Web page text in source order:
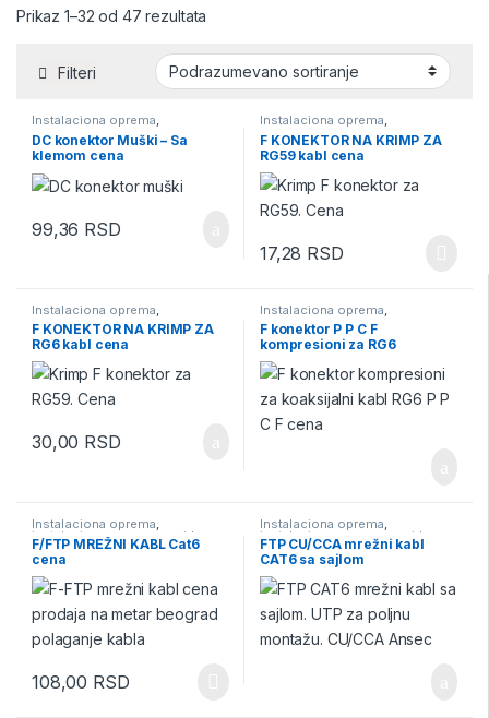
Prikaz 1–32 od 47 rezultata
Filteri
Instalaciona oprema
instalaciona oprema za video
nadzor,Konektori,Konektori za
video nadzor,Video Nadzor
DC konektor Muški – Sa
klemom cena
99,36 RSD
Instalaciona oprema
instalaciona oprema za video
nadzor,Konektori,Konektori za
video nadzor,Video Nadzor
F KONEKTOR NA KRIMP ZA
RG59 kabl cena
17,28 RSD
Instalaciona oprema
instalaciona oprema za video
nadzor,Konektori,Konektori za
video nadzor,Video Nadzor
F KONEKTOR NA KRIMP ZA
RG6 kabl cena
30,00 RSD
Instalaciona oprema
instalaciona oprema za video
nadzor,Konektori,Konektori za
video nadzor,Video Nadzor
F konektor P P C F
kompresioni za RG6
koaksijalni kabl
Instalaciona oprema,
instalaciona oprema za video
nadzor ,Kablovi, Kablovi za video
nadzor
F/FTP MREŽNI KABL Cat6
cena
108,00 RSD
Instalaciona oprema,
instalaciona oprema za video
nadzor,Kablovi,Kablovi za video
nadzor,Video Nadzor
FTP CU/CCA mrežni kabl
CAT6 sa sajlom